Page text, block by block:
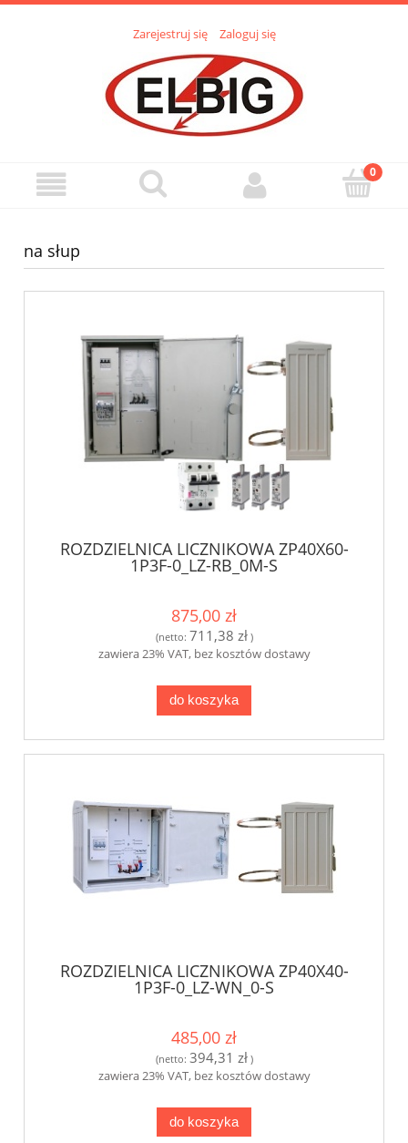
Zarejestruj się Zaloguj się
na słup
ROZDZIELNICA LICZNIKOWA ZP40X60-
1P3F-0_LZ-RB_0M-S
875,00 zł
(netto: 711,38 zł)
zawiera 23% VAT, bez kosztów dostawy
do koszyka
ROZDZIELNICA LICZNIKOWA ZP40X40-
1P3F-0_LZ-WN_0-S
485,00 zł
(netto: 394,31 zł)
zawiera 23% VAT, bez kosztów dostawy
do koszyka